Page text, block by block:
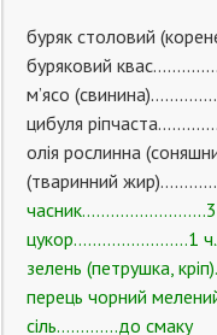
буряк столовий
буряковий
м’ясо
цибуля
олія рослинна
(тваринний
часник……………………..3
цукор……………………1
зелень (петрушка,
перець чорний
сіль………….до смаку